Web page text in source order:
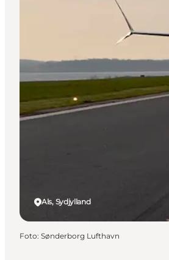
Als, Sydjylland
Foto: Sønderborg Lufthavn